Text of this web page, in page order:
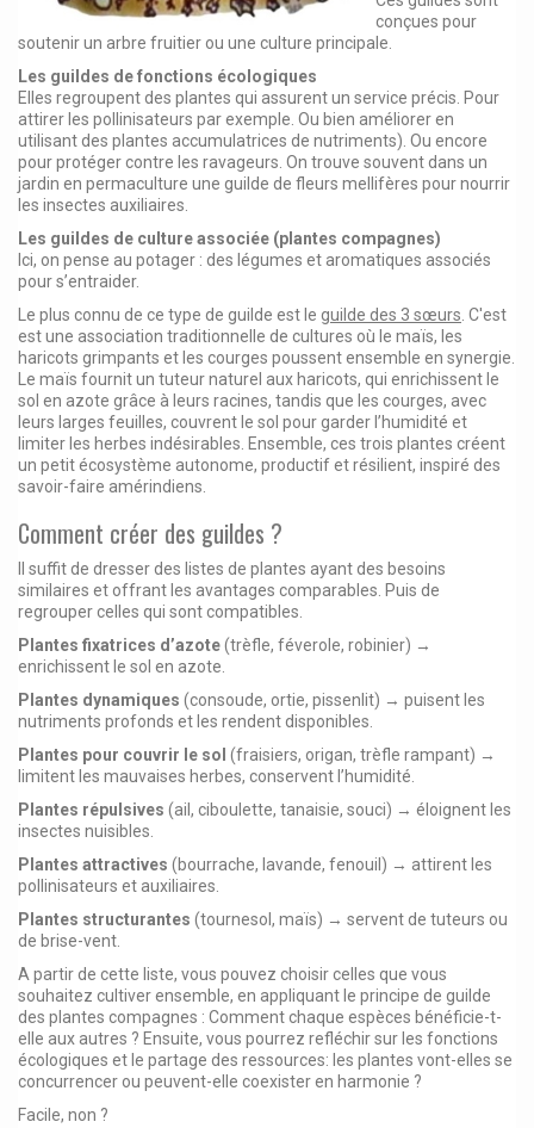
conçues pour
soutenir un arbre fruitier ou une culture principale.
Les guildes de fonctions écologiques
Elles regroupent des plantes qui assurent un service précis. Pour
attirer les pollinisateurs par exemple. Ou bien améliorer en
utilisant des plantes accumulatrices de nutriments). Ou encore
pour protéger contre les ravageurs. On trouve souvent dans un
jardin en permaculture une guilde de fleurs mellifères pour nourrir
les insectes auxiliaires.
Les guildes de culture associée (plantes compagnes)
Ici, on pense au potager : des légumes et aromatiques associés
pour s’entraider.
Le plus connu de ce type de guilde est le guilde des 3 sœurs. C'est
est une association traditionnelle de cultures où le maïs, les
haricots grimpants et les courges poussent ensemble en synergie.
Le maïs fournit un tuteur naturel aux haricots, qui enrichissent le
sol en azote grâce à leurs racines, tandis que les courges, avec
leurs larges feuilles, couvrent le sol pour garder l’humidité et
limiter les herbes indésirables. Ensemble, ces trois plantes créent
un petit écosystème autonome, productif et résilient, inspiré des
savoir-faire amérindiens.
Comment créer des guildes ?
Il suffit de dresser des listes de plantes ayant des besoins
similaires et offrant les avantages comparables. Puis de
regrouper celles qui sont compatibles.
Plantes fixatrices d’azote(trèfle, féverole, robinier) →
enrichissent le sol en azote.
Plantes dynamiques (consoude, ortie, pissenlit) → puisent les
nutriments profonds et les rendent disponibles.
Plantes pour couvrir le sol (fraisiers, origan, trèfle rampant) →
limitent les mauvaises herbes, conservent l’humidité.
Plantes répulsives (ail, ciboulette, tanaisie, souci) → éloignent les
insectes nuisibles.
Plantes attractives (bourrache, lavande, fenouil) → attirent les
pollinisateurs et auxiliaires.
Plantes structurantes (tournesol, maïs) → servent de tuteurs ou
de brise-vent.
A partir de cette liste, vous pouvez choisir celles que vous
souhaitez cultiver ensemble, en appliquant le principe de guilde
des plantes compagnes : Comment chaque espèces bénéficie-t-
elle aux autres ? Ensuite, vous pourrez refléchir sur les fonctions
écologiques et le partage des ressources: les plantes vont-elles se
concurrencer ou peuvent-elle coexister en harmonie ?
Facile, non ?